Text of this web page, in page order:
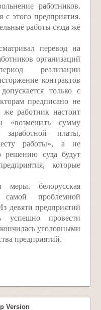
работников.
с этого предприятия.
работы сюда же
перевод на
организаций
реализации
контрактов
только с
предписано не
же работник настоит
«возмещать сумму
платы,
работы», а не
суда будут
которые
белорусская
самой проблемной
девяти предприятий
успешно провести
уголовными
предприятий.
Version